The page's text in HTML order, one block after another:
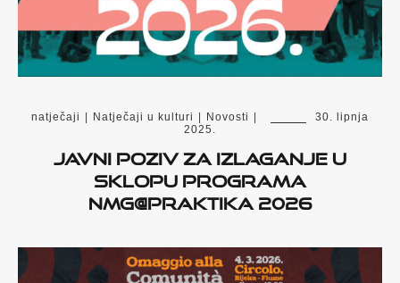
natječaji Natječaji u kulturi Novosti
30. lipnja
2025.
Javni poziv za izlaganje u
sklopu programa
NMG@PRAKTIKA 2026